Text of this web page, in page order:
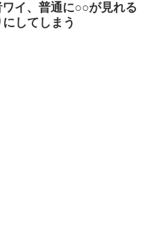
イ、普通に○○が見れる
してしまう